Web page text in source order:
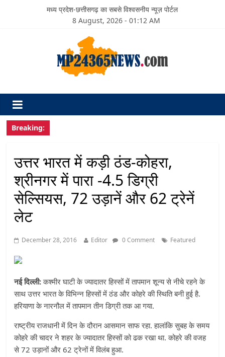
मध्य प्रदेश-छत्तीसगढ़ का सबसे विश्वसनीय न्यूज़ पोर्टल
8 August, 2026 - 01:12 AM
Breaking:
उत्तर भारत में कड़ी ठंड-कोहरा,
श्रीनगर में पारा -4.5 डिग्री
सेल्सियस, 72 उड़ानें और 62 ट्रेनें
लेट
December 28, 2016 Editor 0 Comment Featured
नई दिल्ली:कश्मीर घाटी के ज्यादातर हिस्सों में तापमान शून्य से नीचे रहने के
साथ उत्तर भारत के विभिन्न हिस्सों में ठंड और कोहरे की स्थिति बनी हुई है.
हरियाणा के नारनौल में तापमान तीन डिग्री तक आ गया.
राष्ट्रीय राजधानी में दिन के दौरान आसमान साफ रहा. हालांकि सुबह के समय
कोहरे की चादर ने शहर के ज्यादातर हिस्सों को ढक रखा था. कोहरे की वजह
से 72 उड़ानों और 62 ट्रेनों में विलंब हुआ.